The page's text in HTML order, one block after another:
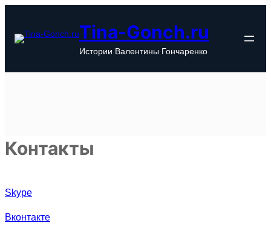
содержимому
Tina-Gonch.ru
Истории Валентины Гончаренко
Контакты
Skype
Вконтакте